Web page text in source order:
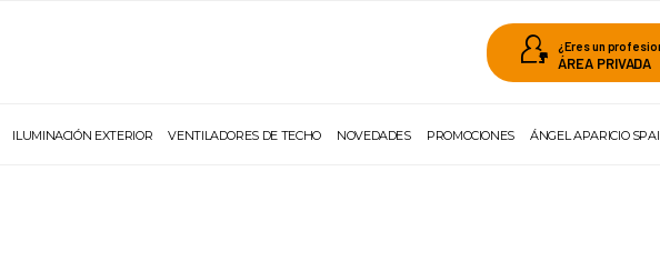
¿Eres un
ÁREA PRIVADA
ILUMINACIÓN EXTERIOR VENTILADORES DE TECHO NOVEDADES PROMOCIONES ÁNGEL APARICIO